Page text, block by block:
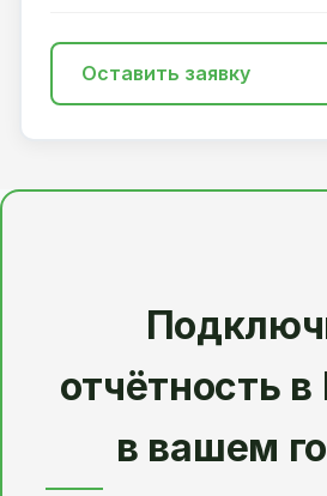
Оставить заявку
отчётность в
в вашем